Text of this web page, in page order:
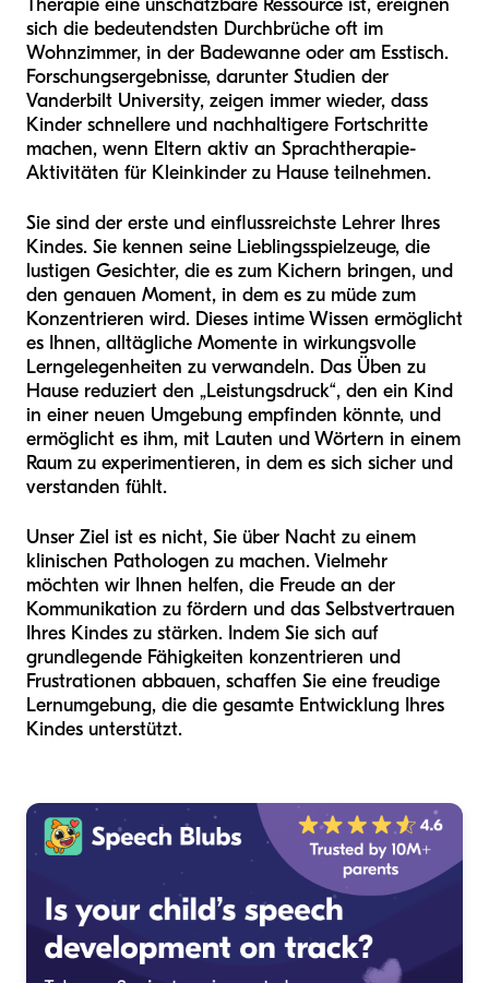
sich die bedeutendsten Durchbrüche oft im
Wohnzimmer, in der Badewanne oder am Esstisch.
Forschungsergebnisse, darunter Studien der
Vanderbilt University, zeigen immer wieder, dass
Kinder schnellere und nachhaltigere Fortschritte
machen, wenn Eltern aktiv an Sprachtherapie-
Aktivitäten für Kleinkinder zu Hause teilnehmen.
Sie sind der erste und einflussreichste Lehrer Ihres
Kindes. Sie kennen seine Lieblingsspielzeuge, die
lustigen Gesichter, die es zum Kichern bringen, und
den genauen Moment, in dem es zu müde zum
Konzentrieren wird. Dieses intime Wissen ermöglicht
es Ihnen, alltägliche Momente in wirkungsvolle
Lerngelegenheiten zu verwandeln. Das Üben zu
Hause reduziert den „Leistungsdruck“, den ein Kind
in einer neuen Umgebung empfinden könnte, und
ermöglicht es ihm, mit Lauten und Wörtern in einem
Raum zu experimentieren, in dem es sich sicher und
verstanden fühlt.
Unser Ziel ist es nicht, Sie über Nacht zu einem
klinischen Pathologen zu machen. Vielmehr
möchten wir Ihnen helfen, die Freude an der
Kommunikation zu fördern und das Selbstvertrauen
Ihres Kindes zu stärken. Indem Sie sich auf
grundlegende Fähigkeiten konzentrieren und
Frustrationen abbauen, schaffen Sie eine freudige
Lernumgebung, die die gesamte Entwicklung Ihres
Kindes unterstützt.